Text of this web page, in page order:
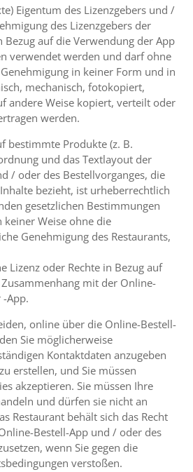
Eigentum des Lizenzgebers und /
des Lizenzgebers der
Bezug auf die Verwendung der App
verwendet werden und darf ohne
in keiner Form und in
mechanisch, fotokopiert,
andere Weise kopiert, verteilt oder
werden.
bestimmte Produkte (z. B.
und das Textlayout der
/ oder des Bestellvorganges, die
bezieht, ist urheberrechtlich
gesetzlichen Bestimmungen
keiner Weise ohne die
Genehmigung des Restaurants,
Lizenz oder Rechte in Bezug auf
mit der Online-
App.
online über die Online-Bestell-
Sie möglicherweise
Kontaktdaten anzugeben
erstellen, und Sie müssen
akzeptieren. Sie müssen Ihre
und dürfen sie nicht an
Restaurant behält sich das Recht
Bestell-App und / oder des
wenn Sie gegen die
verstoßen.